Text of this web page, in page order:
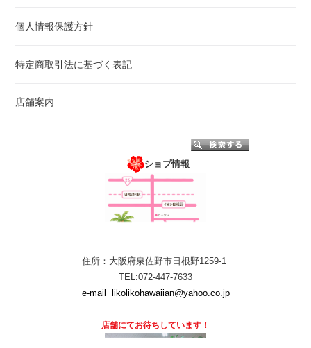
個人情報保護方針
特定商取引法に基づく表記
店舗案内
ショプ情報
住所：大阪府泉佐野市日根野1259-1
TEL:072-447-7633
e-mail
likolikohawaiian@yahoo.co.jp
店舗にてお待ちしています！